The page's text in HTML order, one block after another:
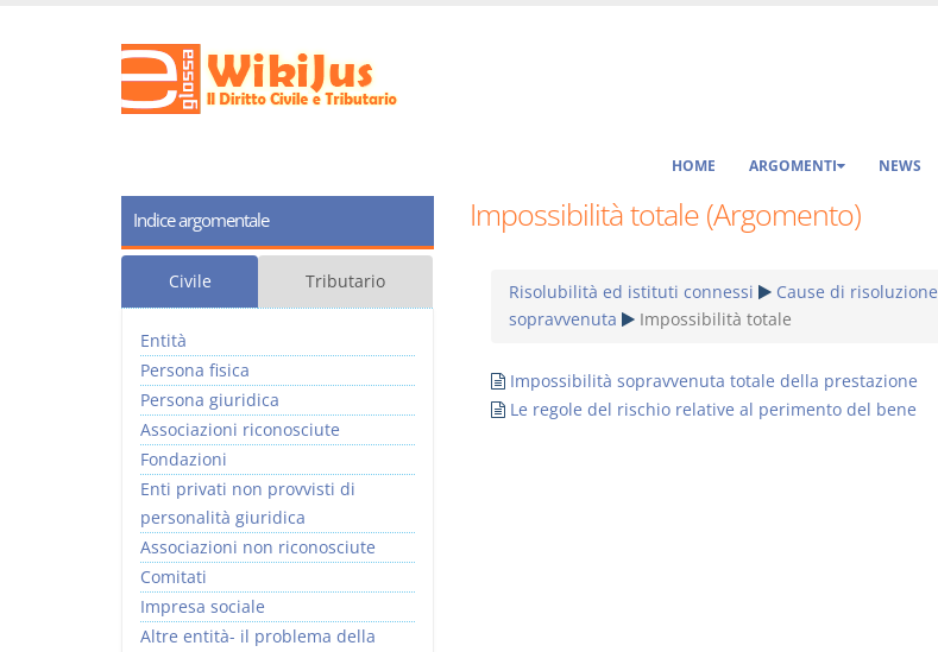
HOME ARGOMENTI NEWS
Impossibilità totale (Argomento)
Risolubilità ed istituti connessi Cause di risoluzione
sopravvenuta
Impossibilità totale
Impossibilità sopravvenuta totale della prestazione
Le regole del rischio relative al perimento del bene
Indice argomentale
Civile Tributario
Entità
Persona fisica
Persona giuridica
Associazioni riconosciute
Fondazioni
Enti privati non provvisti di
personalità giuridica
Associazioni non riconosciute
Comitati
Impresa sociale
Altre entità- il problema della